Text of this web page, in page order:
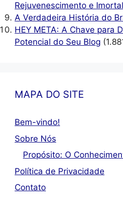
Rejuvenescimento e
A Verdadeira História do
HEY META: A Chave para
Potencial do Seu Blog
MAPA DO SITE
Bem-vindo!
Sobre Nós
Propósito: O
Política de Privacidade
Contato